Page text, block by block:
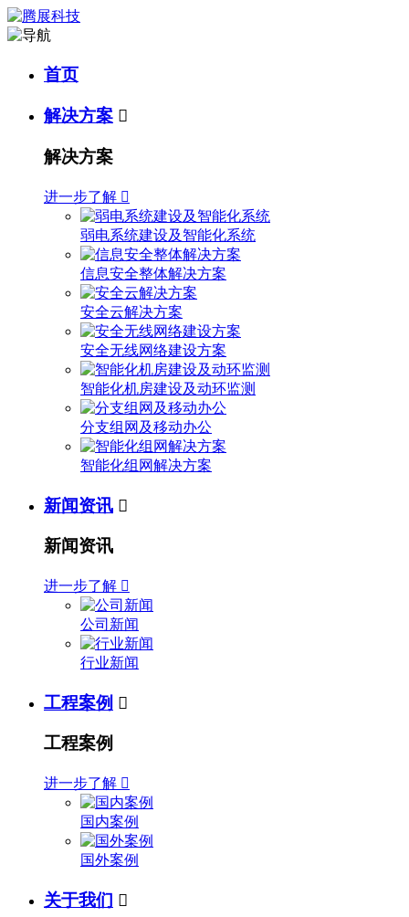
首页
解决方案 
解决方案
进一步了解 
弱电系统建设及智能化系统
信息安全整体解决方案
安全云解决方案
安全无线网络建设方案
智能化机房建设及动环监测
分支组网及移动办公
智能化组网解决方案
新闻资讯 
新闻资讯
进一步了解 
公司新闻
行业新闻
工程案例 
工程案例
进一步了解 
国内案例
国外案例
关于我们 